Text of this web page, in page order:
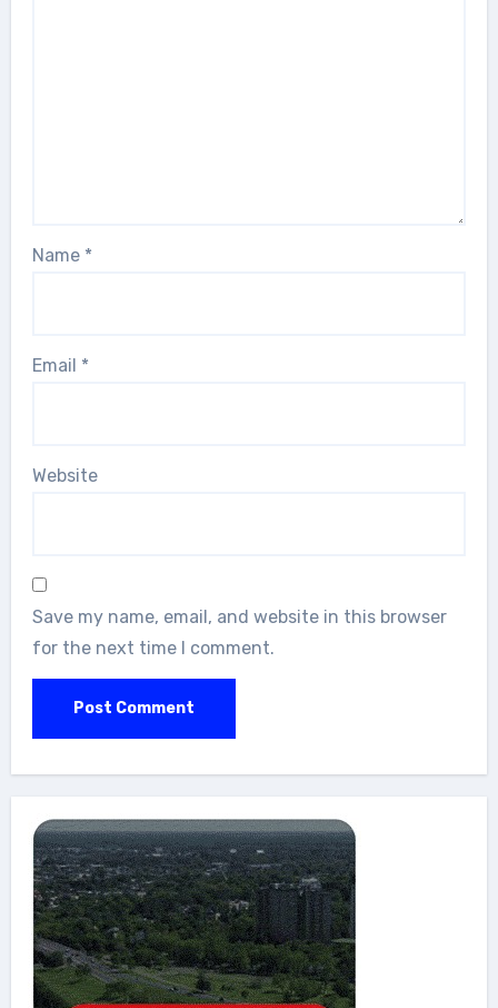
Name *
Email *
Website
Save my name, email, and website in this browser
for the next time I comment.